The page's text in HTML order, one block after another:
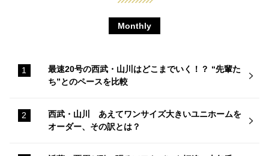
Monthly
最速20号の西武・山川はどこまでいく！？ “先輩た
ち”とのペースを比較
西武・山川 あえてワンサイズ大きいユニホームを
オーダー、その訳とは？